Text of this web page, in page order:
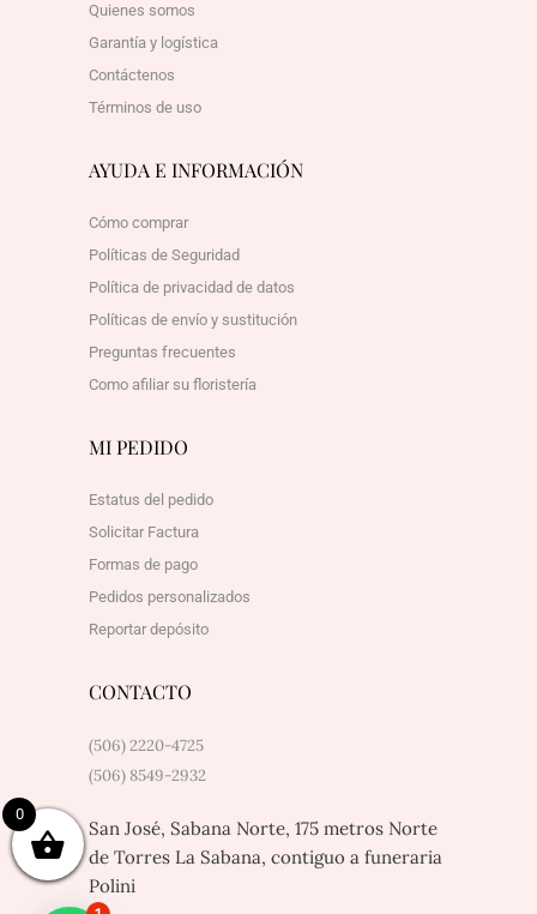
Quienes somos
Garantía y logística
Contáctenos
Términos de uso
AYUDA E INFORMACIÓN
Cómo comprar
Políticas de Seguridad
Política de privacidad de datos
Políticas de envío y sustitución
Preguntas frecuentes
Como afiliar su floristería
MI PEDIDO
Estatus del pedido
Solicitar Factura
Formas de pago
Pedidos personalizados
Reportar depósito
CONTACTO
(506) 2220-4725
(506) 8549-2932
San José, Sabana Norte, 175 metros Norte
de Torres La Sabana, contiguo a funeraria
Polini
0